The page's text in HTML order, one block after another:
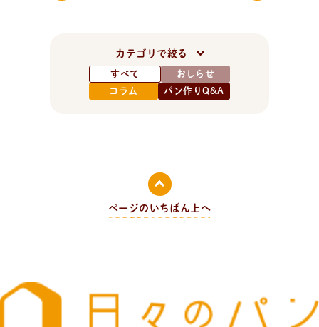
カテゴリで絞る
すべて
おしらせ
コラム
パン作りQ&A
ページのいちばん上へ